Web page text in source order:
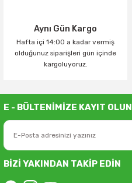
Aynı Gün Kargo
Hafta içi 14:00 a kadar vermiş
olduğunuz siparişleri gün içinde
kargoluyoruz.
E - BÜLTENİMİZE KAYIT OLUN
BİZİ YAKINDAN TAKİP EDİN